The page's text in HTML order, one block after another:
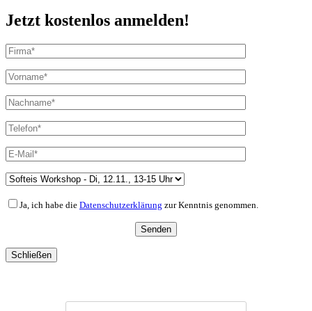
Jetzt kostenlos anmelden!
Ja, ich habe die Datenschutzerklärung zur Kenntnis genommen.
Schließen